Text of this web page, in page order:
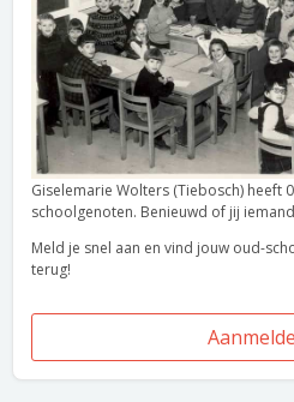
Giselemarie Wolters (Tiebosch) heeft
schoolgenoten. Benieuwd of jij
Meld je snel aan en vind jouw oud-
terug!